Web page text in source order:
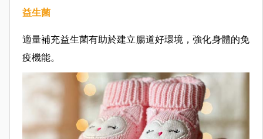
益生菌
適量補充益生菌有助於建立腸道好環境，強化身體的免
疫機能。